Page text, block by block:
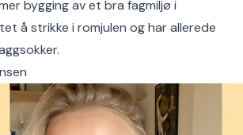
bygging av et bra fagmiljø i
å strikke i romjulen og har allerede